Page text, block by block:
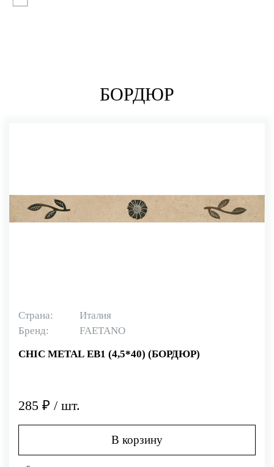
БОРДЮР
Страна:
Италия
Бренд:
FAETANO
CHIC METAL EB1 (4,5*40) (БОРДЮР)
285 ₽ / шт.
В корзину